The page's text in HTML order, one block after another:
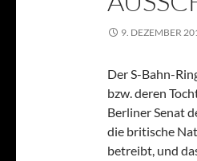
9. DEZEMBER
Der S-Bahn-
bzw. deren
Berliner Senat
die britische
betreibt, und